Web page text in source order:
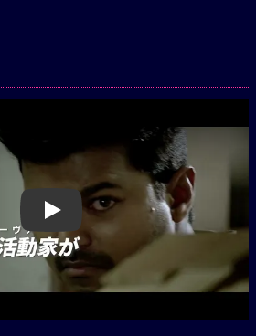
Play